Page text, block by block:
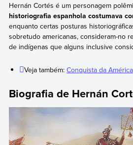
Hernán Cortés é um personagem
historiografia espanhola costumava
enquanto certas posturas
sobretudo americanas, consideram-no
de indígenas que alguns inclusive
Veja também:Conquista da América
Biografia de Hernán